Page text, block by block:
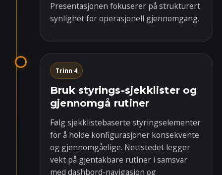
Presentasjonen fokuserer på strukturert
synlighet for operasjonell gjennomgang.
Trinn 4
Bruk styrings-sjekklister og
gjennomgå rutiner
Følg sjekklistebaserte styringselementer
for å holde konfigurasjoner konsekvente
og gjennomgåelige. Nettstedet legger
vekt på gjentakbare rutiner i samsvar
med dashbord-navigasjon og